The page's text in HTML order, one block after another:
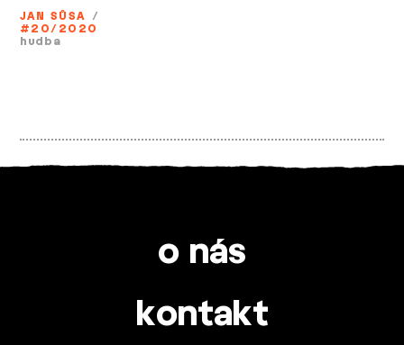
JAN SŮSA /
#20/2020
hudba
o nás
kontakt